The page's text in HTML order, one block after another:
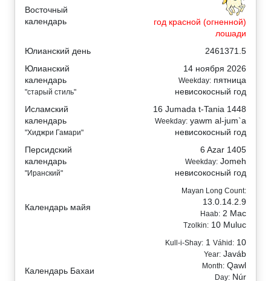
Восточный
календарь
год красной (огненной)
лошади
Юлианский день
2461371.5
Юлианский
календарь
"старый стиль"
14 ноября 2026
Weekday: пятница
невисокосный год
Исламский
календарь
"Хиджри Гамари"
16 Jumada t-Tania 1448
Weekday: yawm al-jum`a
невисокосный год
Персидский
календарь
"Иранский"
6 Azar 1405
Weekday: Jomeh
невисокосный год
Календарь майя
Mayan Long Count:
13.0.14.2.9
Haab: 2 Mac
Tzolkin: 10 Muluc
Календарь Бахаи
Kull-i-Shay: 1 Váhid: 10
Year: Javáb
Month: Qawl
Day: Núr